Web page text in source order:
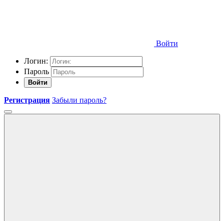
Войти
Логин:
Пароль
Войти
Регистрация Забыли пароль?